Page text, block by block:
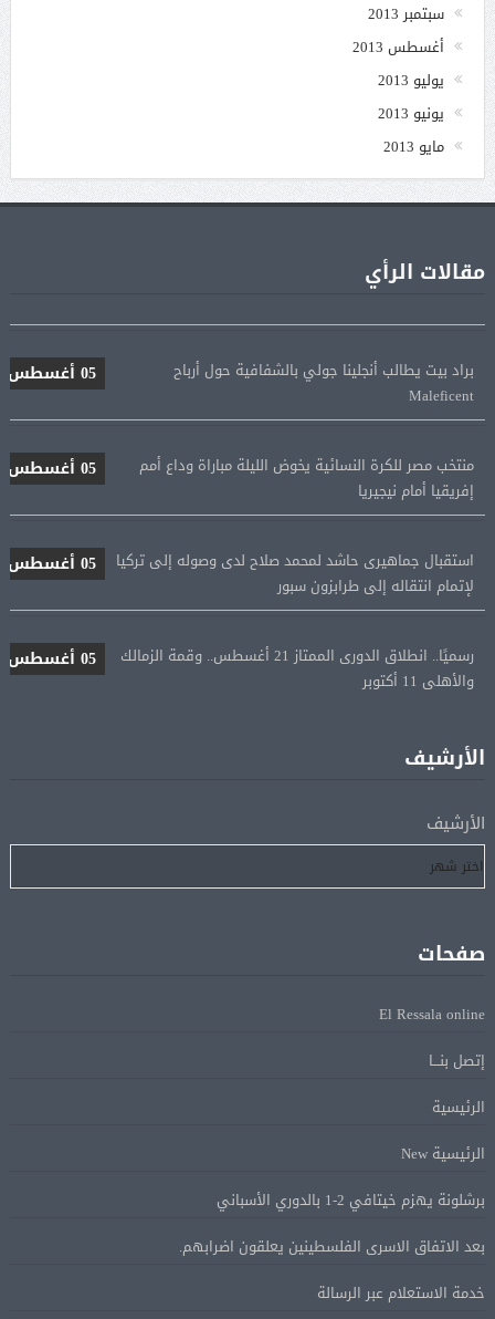
سبتمبر 2013
أغسطس 2013
يوليو 2013
يونيو 2013
مايو 2013
مقالات الرأي
جنا عمرو دياب تشوّق جمهورها لأول ألبوم غنائي
Maleficent
إفريقيا أمام نيجيريا
لإتمام انتقاله إلى طرابزون سبور
والأهلى 11 أكتوبر
فى المنطقة
ماكرون: الاتحاد الأوروبى وشركاؤه سيواصلون زيادة الضغط
على روسيا لوقف الحرب بأوكرانيا
الإسرائيلية بالقدس.. ويطلق تحركا دوليا لوقفها
ترامب: مضيق هرمز سيفتح قريبًا أو ستواجه إيران ضربة
الرئيس السيسى يؤكد لرئيس وزراء اليونان تضامن مصر
الرئيس السيسى يستقبل ملك البحرين فى مطار العلمين
الشقيقين
الأرشيف
الأرشيف
صفحات
El Ressala online
إتصل بنـــا
الرئيسية
الرئيسية New
برشلونة يهزم خيتافي 2-1 بالدوري الأسباني
بعد الاتفاق الاسرى الفلسطينين يعلقون اضرابهم.
خدمة الاستعلام عبر الرسالة